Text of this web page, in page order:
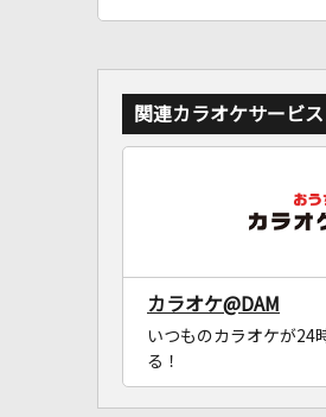
関連カラオケサービス
カラオケ@DAM
いつものカラオケが24
る！